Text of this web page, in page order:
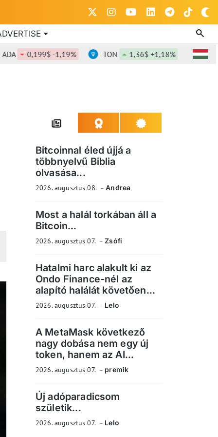
0,199$ -1,19% TON 1,36$ +1,18% DOT
Bitcoinnal éled újjá a
többnyelvű Biblia
olvasása...
2026. augusztus 08. Andrea
Most a halál torkában áll a
Bitcoin...
2026. augusztus 07. Zsófi
Hatalmi harc alakult ki az
Ondo Finance-nél az
alapító halálát követően...
2026. augusztus 07. Lelo
A MetaMask következő
nagy dobása nem egy új
token, hanem az AI...
2026. augusztus 07. premik
Új adóparadicsom
születik...
2026. augusztus 07. Lelo